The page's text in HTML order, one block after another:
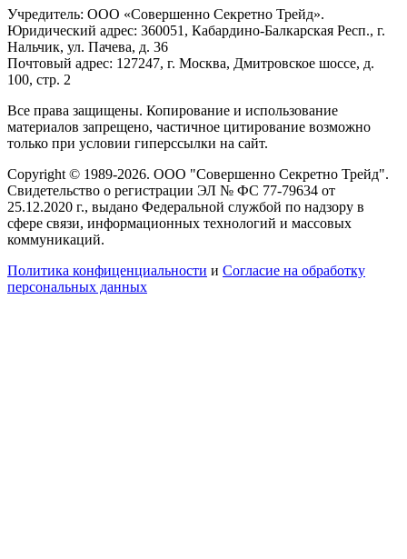
Учредитель: ООО «Совершенно Секретно Трейд».
Юридический адрес: 360051, Кабардино-Балкарская Респ., г.
Нальчик, ул. Пачева, д. 36
Почтовый адрес: 127247, г. Москва, Дмитровское шоссе, д.
100, стр. 2
Все права защищены. Копирование и использование
материалов запрещено, частичное цитирование возможно
только при условии гиперссылки на сайт.
Copyright © 1989-2026. ООО "Совершенно Секретно Трейд".
Свидетельство о регистрации ЭЛ № ФС 77-79634 от
25.12.2020 г., выдано Федеральной службой по надзору в
сфере связи, информационных технологий и массовых
коммуникаций.
Политика конфиценциальности и Согласие на обработку
персональных данных